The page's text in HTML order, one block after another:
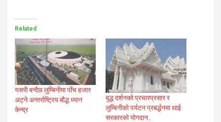
Related
यसरी बन्दैछ लुम्बिनीमा पाँच हजार
अट्ने अन्तर्राष्ट्रिय बौद्ध ध्यान
केन्द्र
बुद्ध दर्शनको प्रचारप्रसार र
लुम्बिनीको पर्यटन प्रबर्द्धनमा थाई
सरकारको योगदान..